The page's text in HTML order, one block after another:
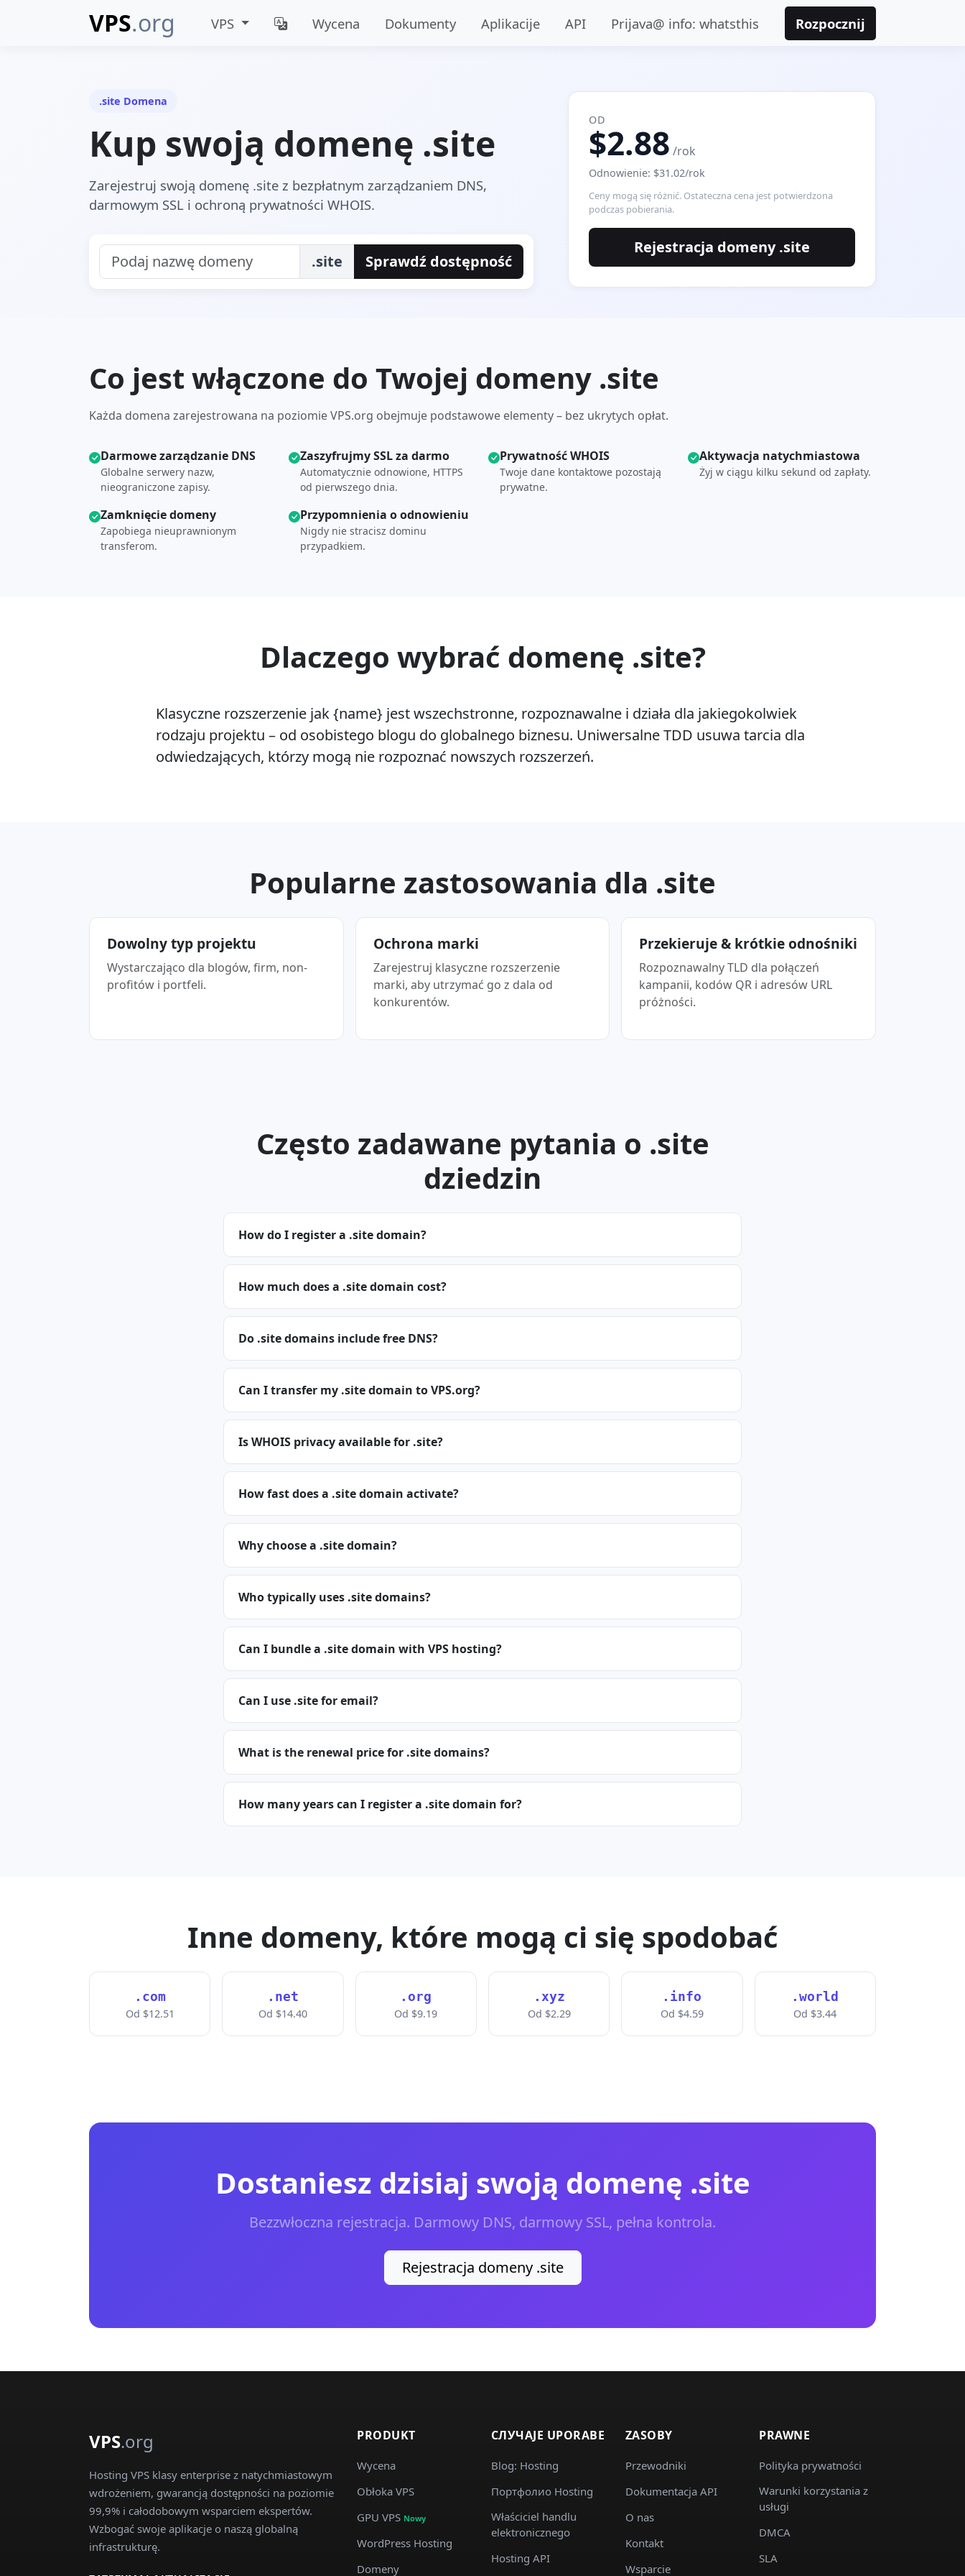
VPS.org VPS Wycena Dokumenty Aplikacije API Prijava@ info: whatsthis Rozpocznij
.site Domena
Kup swoją domenę .site
Zarejestruj swoją domenę .site z bezpłatnym zarządzaniem DNS,
darmowym SSL i ochroną prywatności WHOIS.
.site Sprawdź dostępność
OD
$2.88 /rok
Odnowienie: $31.02/rok
Ceny mogą się różnić. Ostateczna cena jest potwierdzona
podczas pobierania.
Rejestracja domeny .site
Co jest włączone do Twojej domeny .site
Każda domena zarejestrowana na poziomie VPS.org obejmuje podstawowe elementy – bez ukrytych opłat.
Darmowe zarządzanie DNS
Globalne serwery nazw,
nieograniczone zapisy.
Zaszyfrujmy SSL za darmo
Automatycznie odnowione, HTTPS
od pierwszego dnia.
Prywatność WHOIS
Twoje dane kontaktowe pozostają
prywatne.
Aktywacja natychmiastowa
Żyj w ciągu kilku sekund od zapłaty.
Zamknięcie domeny
Zapobiega nieuprawnionym
transferom.
Przypomnienia o odnowieniu
Nigdy nie stracisz dominu
przypadkiem.
Dlaczego wybrać domenę .site?
Klasyczne rozszerzenie jak {name} jest wszechstronne, rozpoznawalne i działa dla jakiegokolwiek
rodzaju projektu – od osobistego blogu do globalnego biznesu. Uniwersalne TDD usuwa tarcia dla
odwiedzających, którzy mogą nie rozpoznać nowszych rozszerzeń.
Popularne zastosowania dla .site
Dowolny typ projektu
Wystarczająco dla blogów, firm, non-
profitów i portfeli.
Ochrona marki
Zarejestruj klasyczne rozszerzenie
marki, aby utrzymać go z dala od
konkurentów.
Przekieruje & krótkie odnośniki
Rozpoznawalny TLD dla połączeń
kampanii, kodów QR i adresów URL
próżności.
Często zadawane pytania o .site
dziedzin
How do I register a .site domain?
How much does a .site domain cost?
Do .site domains include free DNS?
Can I transfer my .site domain to VPS.org?
Is WHOIS privacy available for .site?
How fast does a .site domain activate?
Why choose a .site domain?
Who typically uses .site domains?
Can I bundle a .site domain with VPS hosting?
Can I use .site for email?
What is the renewal price for .site domains?
How many years can I register a .site domain for?
Inne domeny, które mogą ci się spodobać
.com
Od $12.51
.net
Od $14.40
.org
Od $9.19
.xyz
Od $2.29
.info
Od $4.59
.world
Od $3.44
Dostaniesz dzisiaj swoją domenę .site
Bezzwłoczna rejestracja. Darmowy DNS, darmowy SSL, pełna kontrola.
Rejestracja domeny .site
VPS.org
Hosting VPS klasy enterprise z natychmiastowym
wdrożeniem, gwarancją dostępności na poziomie
99,9% i całodobowym wsparciem ekspertów.
Wzbogać swoje aplikacje o naszą globalną
infrastrukturę.
PRODUKT
Wycena
Obłoka VPS
GPU VPS Nowy
WordPress Hosting
Domeny
СЛУЧАJE UPORABE
Blog: Hosting
Портфолио Hosting
Właściciel handlu
elektronicznego
Hosting API
ZASOBY
Przewodniki
Dokumentacja API
O nas
Kontakt
Wsparcie
PRAWNE
Polityka prywatności
Warunki korzystania z
usługi
DMCA
SLA